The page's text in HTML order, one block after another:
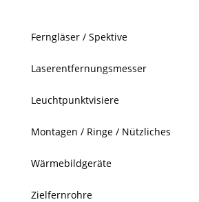
Ferngläser / Spektive
Laserentfernungsmesser
Leuchtpunktvisiere
Montagen / Ringe / Nützliches
Wärmebildgeräte
Zielfernrohre